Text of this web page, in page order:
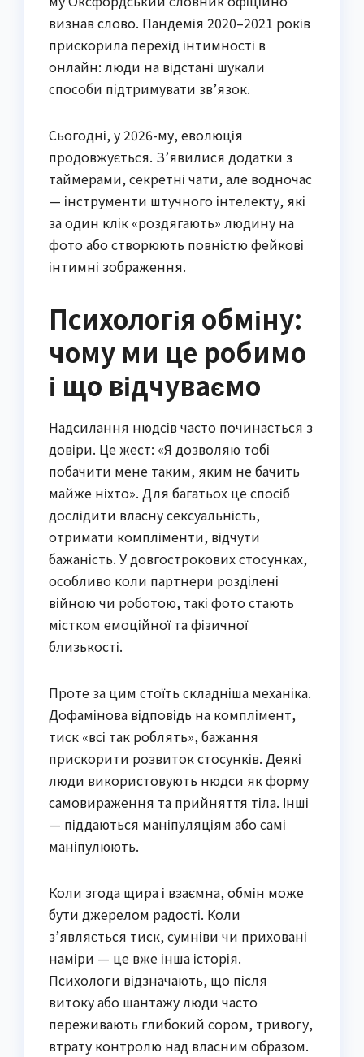
визнав слово. Пандемія 2020–2021 років
прискорила перехід інтимності в
онлайн: люди на відстані шукали
способи підтримувати зв’язок.
Сьогодні, у 2026-му, еволюція
продовжується. З’явилися додатки з
таймерами, секретні чати, але водночас
— інструменти штучного інтелекту, які
за один клік «роздягають» людину на
фото або створюють повністю фейкові
інтимні зображення.
Психологія обміну:
чому ми це робимо
і що відчуваємо
Надсилання нюдсів часто починається з
довіри. Це жест: «Я дозволяю тобі
побачити мене таким, яким не бачить
майже ніхто». Для багатьох це спосіб
дослідити власну сексуальність,
отримати компліменти, відчути
бажаність. У довгострокових стосунках,
особливо коли партнери розділені
війною чи роботою, такі фото стають
містком емоційної та фізичної
близькості.
Проте за цим стоїть складніша механіка.
Дофамінова відповідь на комплімент,
тиск «всі так роблять», бажання
прискорити розвиток стосунків. Деякі
люди використовують нюдси як форму
самовираження та прийняття тіла. Інші
— піддаються маніпуляціям або самі
маніпулюють.
Коли згода щира і взаємна, обмін може
бути джерелом радості. Коли
з’являється тиск, сумніви чи приховані
наміри — це вже інша історія.
Психологи відзначають, що після
витоку або шантажу люди часто
переживають глибокий сором, тривогу,
втрату контролю над власним образом.